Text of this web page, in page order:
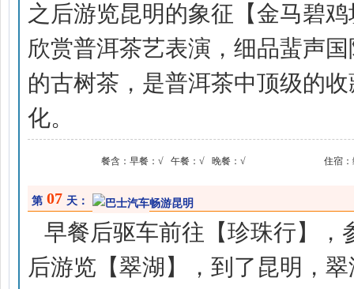
之后游览昆明的象征【金马碧
欣赏普洱茶艺表演，细品蜚声
的古树茶，是普洱茶中顶级的
化。
餐含： 早餐：√ 午餐：√ 晚餐：√ 住宿：
第 07 天： 畅游昆明
早餐后驱车前往【珍珠行】，
后游览【翠湖】，到了昆明，